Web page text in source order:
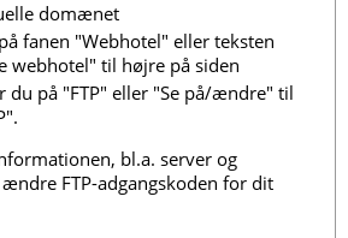
domænet
fanen "Webhotel" eller teksten
webhotel" til højre på siden
du på "FTP" eller "Se på/ændre" til
bl.a. server og
FTP-adgangskoden for dit